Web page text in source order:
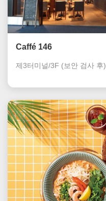
Caffé 146
제3터미널/3F (보안 검사 후)